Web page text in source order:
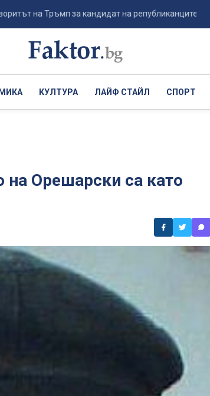
за кандидат на републиканците за
КУЛТУРА ЛАЙФ СТАЙЛ СПОРТ
на Орешарски са като